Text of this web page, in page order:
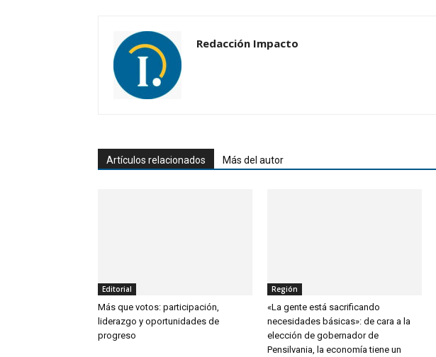
Redacción Impacto
Artículos relacionados Más del autor
Editorial
Más que votos: participación,
liderazgo y oportunidades de
progreso
Región
«La gente está sacrificando
necesidades básicas»: de cara a la
elección de gobernador de
Pensilvania, la economía tiene un